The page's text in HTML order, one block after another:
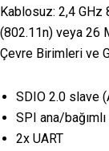
Kablosuz: 2,4
(802.11n) veya 26
Çevre Birimleri ve
SDIO 2.0 slave
SPI ana/bağımlı
2x UART